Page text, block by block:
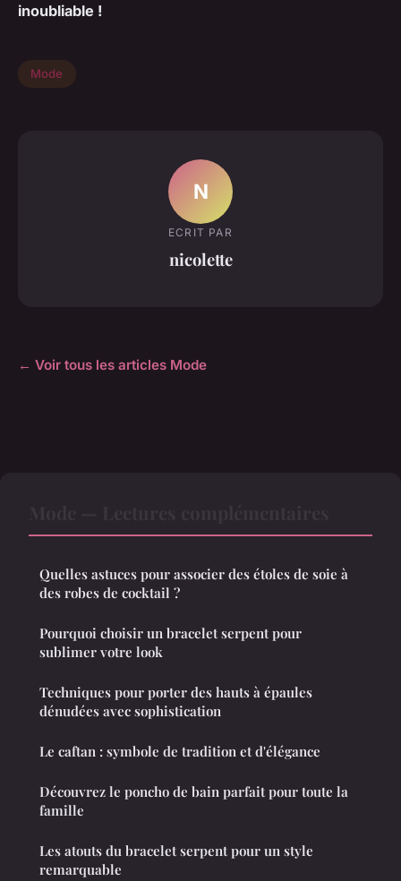
inoubliable !
Mode
N
ECRIT PAR
nicolette
← Voir tous les articles Mode
Quelles astuces pour associer des étoles de soie à
des robes de cocktail ?
Pourquoi choisir un bracelet serpent pour
sublimer votre look
Techniques pour porter des hauts à épaules
dénudées avec sophistication
Le caftan : symbole de tradition et d'élégance
Découvrez le poncho de bain parfait pour toute la
famille
Les atouts du bracelet serpent pour un style
remarquable